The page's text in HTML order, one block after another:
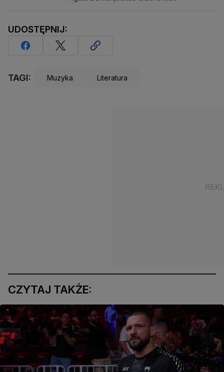
UDOSTĘPNIJ:
TAGI: Muzyka Literatura
CZYTAJ TAKŻE: